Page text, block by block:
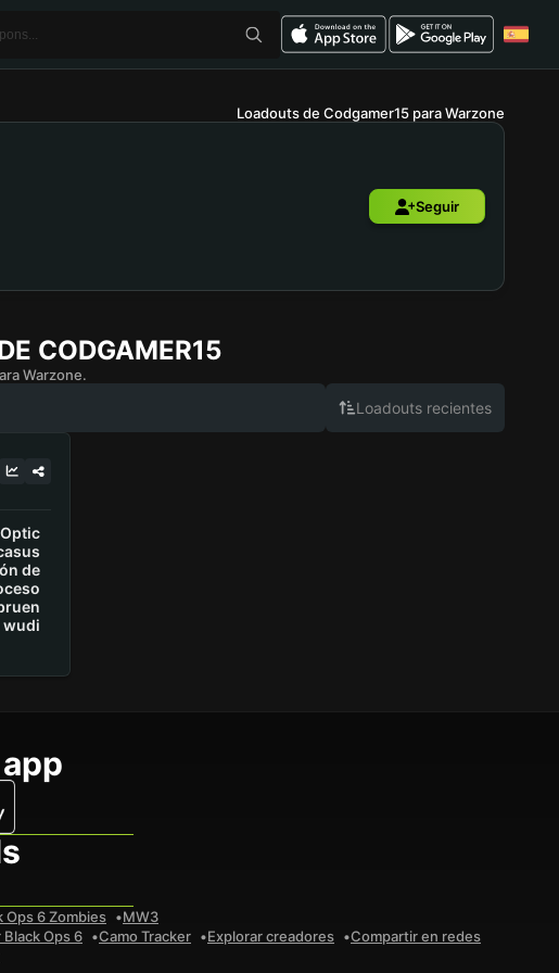
Loadouts de Codgamer15 para Warzone
Seguir
CODGAMER15
Warzone.
Loadouts recientes
de
wudi
Ops 6 Zombies MW3
Ops 6 Camo Tracker Explorar creadores Compartir en redes